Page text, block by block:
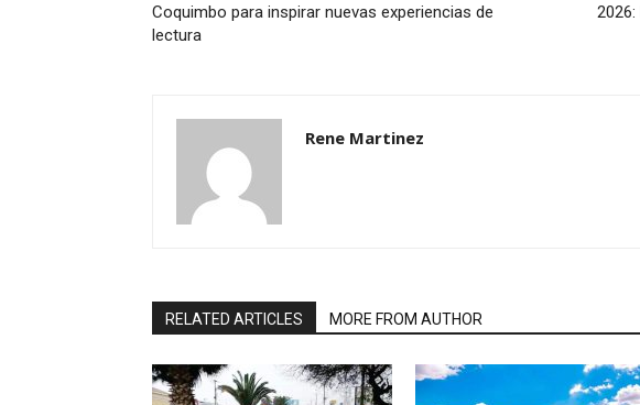
Coquimbo para inspirar nuevas experiencias de
lectura
Rene Martinez
RELATED ARTICLES MORE FROM AUTHOR